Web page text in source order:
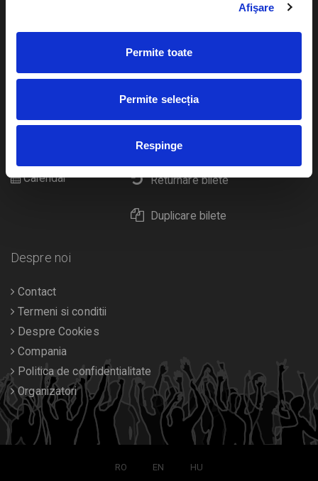
Afişare
Permite toate
Permite selecția
Respinge
Plata online sau cash
eBilet printat acasa
Livrare prin curier
Returnare bilete
Duplicare bilete
Teatru
festivaluri
Cultura
Calendar
Despre noi
Contact
Termeni si conditii
Despre Cookies
Compania
Politica de confidentialitate
Organizatori
RO EN HU